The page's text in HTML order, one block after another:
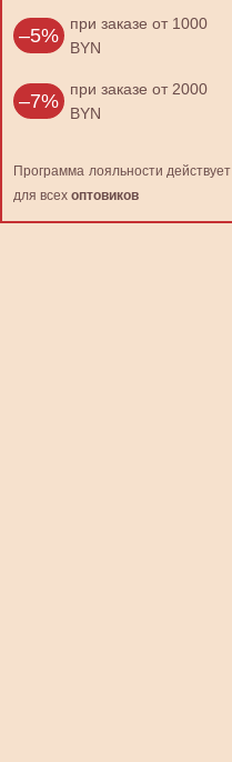
–5%
при заказе от 1000
BYN
–7%
при заказе от 2000
BYN
Программа лояльности действует
для всех оптовиков